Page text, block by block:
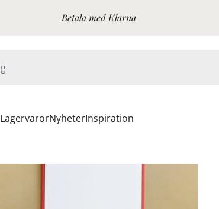
Betala med Klarna
LagervarorNyheterInspiration